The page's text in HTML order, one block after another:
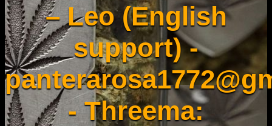
– Leo (English
support) -
- Threema: